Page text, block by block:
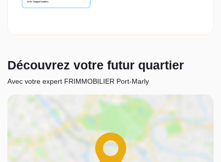
Découvrez votre futur quartier
Avec votre expert FRIMMOBILIER Port-Marly